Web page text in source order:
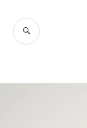
obsahu
HLEDAT